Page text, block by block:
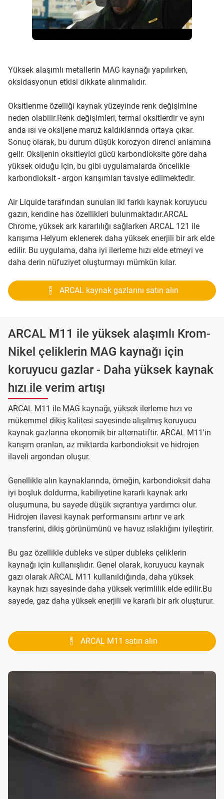
Yüksek alaşımlı metallerin MAG kaynağı yapılırken,
oksidasyonun etkisi dikkate alınmalıdır.
Oksitlenme özelliği kaynak yüzeyinde renk değişimine
neden olabilir.Renk değişimleri, termal oksitlerdir ve aynı
anda ısı ve oksijene maruz kaldıklarında ortaya çıkar.
Sonuç olarak, bu durum düşük korozyon direnci anlamına
gelir. Oksijenin oksitleyici gücü karbondioksite göre daha
yüksek olduğu için, bu gibi uygulamalarda öncelikle
karbondioksit - argon karışımları tavsiye edilmektedir.
Air Liquide tarafından sunulan iki farklı kaynak koruyucu
gazın, kendine has özellikleri bulunmaktadır.ARCAL
Chrome, yüksek ark kararlılığı sağlarken ARCAL 121 ile
karışıma Helyum eklenerek daha yüksek enerjili bir ark elde
edilir. Bu uygulama, daha iyi ilerleme hızı elde etmeyi ve
daha derin nüfuziyet oluşturmayı mümkün kılar.
ARCAL kaynak gazlarını satın alın
ARCAL M11 ile yüksek alaşımlı Krom-
Nikel çeliklerin MAG kaynağı için
koruyucu gazlar - Daha yüksek kaynak
hızı ile verim artışı
ARCAL M11 ile MAG kaynağı, yüksek ilerleme hızı ve
mükemmel dikiş kalitesi sayesinde alışılmış koruyucu
kaynak gazlarına ekonomik bir alternatiftir. ARCAL M11'in
karışım oranları, az miktarda karbondioksit ve hidrojen
ilaveli argondan oluşur.
Genellikle alın kaynaklarında, örneğin, karbondioksit daha
iyi boşluk doldurma, kabiliyetine kararlı kaynak arkı
oluşumuna, bu sayede düşük sıçrantıya yardımcı olur.
Hidrojen ilavesi kaynak performansını artırır ve ark
transferini, dikiş görünümünü ve havuz ıslaklığını iyileştirir.
Bu gaz özellikle dubleks ve süper dubleks çeliklerin
kaynağı için kullanışlıdır. Genel olarak, koruyucu kaynak
gazı olarak ARCAL M11 kullanıldığında, daha yüksek
kaynak hızı sayesinde daha yüksek verimlilik elde edilir.Bu
sayede, gaz daha yüksek enerjili ve kararlı bir ark oluşturur.
ARCAL M11 satın alın